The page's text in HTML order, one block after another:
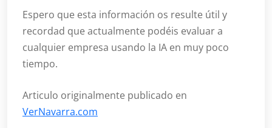
Espero que esta información os resulte útil y
recordad que actualmente podéis evaluar a
cualquier empresa usando la IA en muy poco
tiempo.
Articulo originalmente publicado en
VerNavarra.com